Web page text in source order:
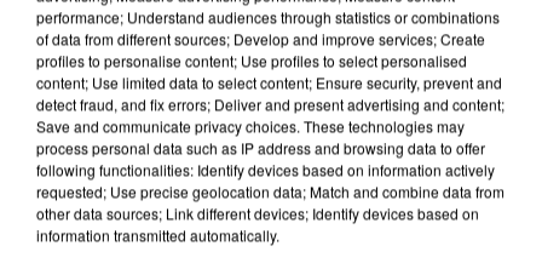
LES DONNÉES DE 300 000 CLIENTS DÉROBÉES À
INTERMARCHÉ APRÈS UNE...
performance; Understand audiences through statistics or combinations
of data from different sources; Develop and improve services; Create
profiles to personalise content; Use profiles to select personalised
content; Use limited data to select content; Ensure security, prevent and
detect fraud, and fix errors; Deliver and present advertising and content;
Save and communicate privacy choices. These technologies may
process personal data such as IP address and browsing data to offer
following functionalities: Identify devices based on information actively
requested; Use precise geolocation data; Match and combine data from
other data sources; Link different devices; Identify devices based on
information transmitted automatically.